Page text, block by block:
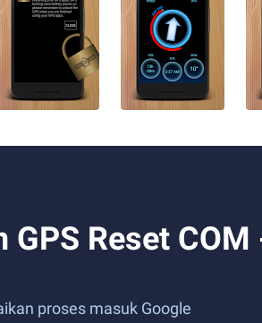
Reset COM
proses masuk Google